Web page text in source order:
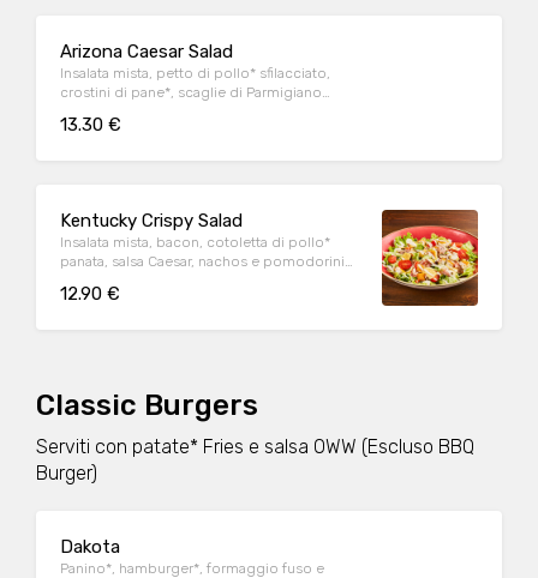
Arizona Caesar Salad
Insalata mista, petto di pollo* sfilacciato,
crostini di pane*, scaglie di Parmigiano
13.30 €
Kentucky Crispy Salad
Insalata mista, bacon, cotoletta di pollo*
panata, salsa Caesar, nachos e pomodorini
12.90 €
Classic Burgers
Serviti con patate* Fries e salsa OWW (Escluso BBQ
Burger)
Dakota
Panino*, hamburger*, formaggio fuso e